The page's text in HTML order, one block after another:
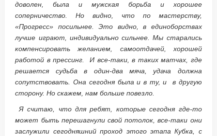
доволен, была и мужская борьба и хорошее
соперничество. Но видно, что по мастерству,
«Прогресс» посильнее. Это видно, в единоборствах
лучше играют, индивидуально сильнее. Мы старались
компенсировать желанием, самоотдачей, хорошей
работой в прессинг. И все-таки, в таких матчах, где
решается судьба в один-два мяча, удача должна
сопутствовать. Она сегодня была и в ту, и в другую
сторону. Но скажем, нам больше повезло.
Я считаю, что для ребят, которые сегодня где-то
может быть перешагнули свой потолок, все-таки они
заслужили сегодняшний проход этого этапа Кубка, с